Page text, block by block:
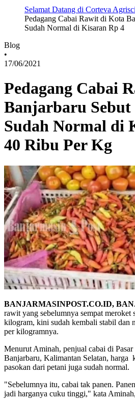
Selamat Datang di Corteva
Pedagang Cabai Rawit di Kota
Sudah Normal di Kisaran Rp 4
Blog
•
17/06/2021
Pedagang Cabai
Banjarbaru Sebut
Sudah Normal di
40 Ribu Per Kg
BANJARMASINPOST.CO.ID,
rawit yang sebelumnya sempat
kilogram, kini sudah kembali stabil dan
per kilogramnya.
Menurut Aminah, penjual cabai di
Banjarbaru, Kalimantan Selatan, harga
pasokan dari petani juga sudah normal.
"Sebelumnya itu, cabai tak panen.
jadi harganya cuku tinggi," kata